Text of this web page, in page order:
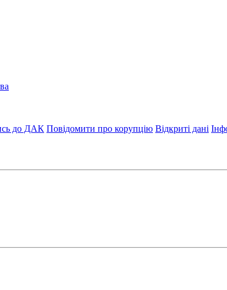
до ДАК Повідомити про корупцію Відкриті дані